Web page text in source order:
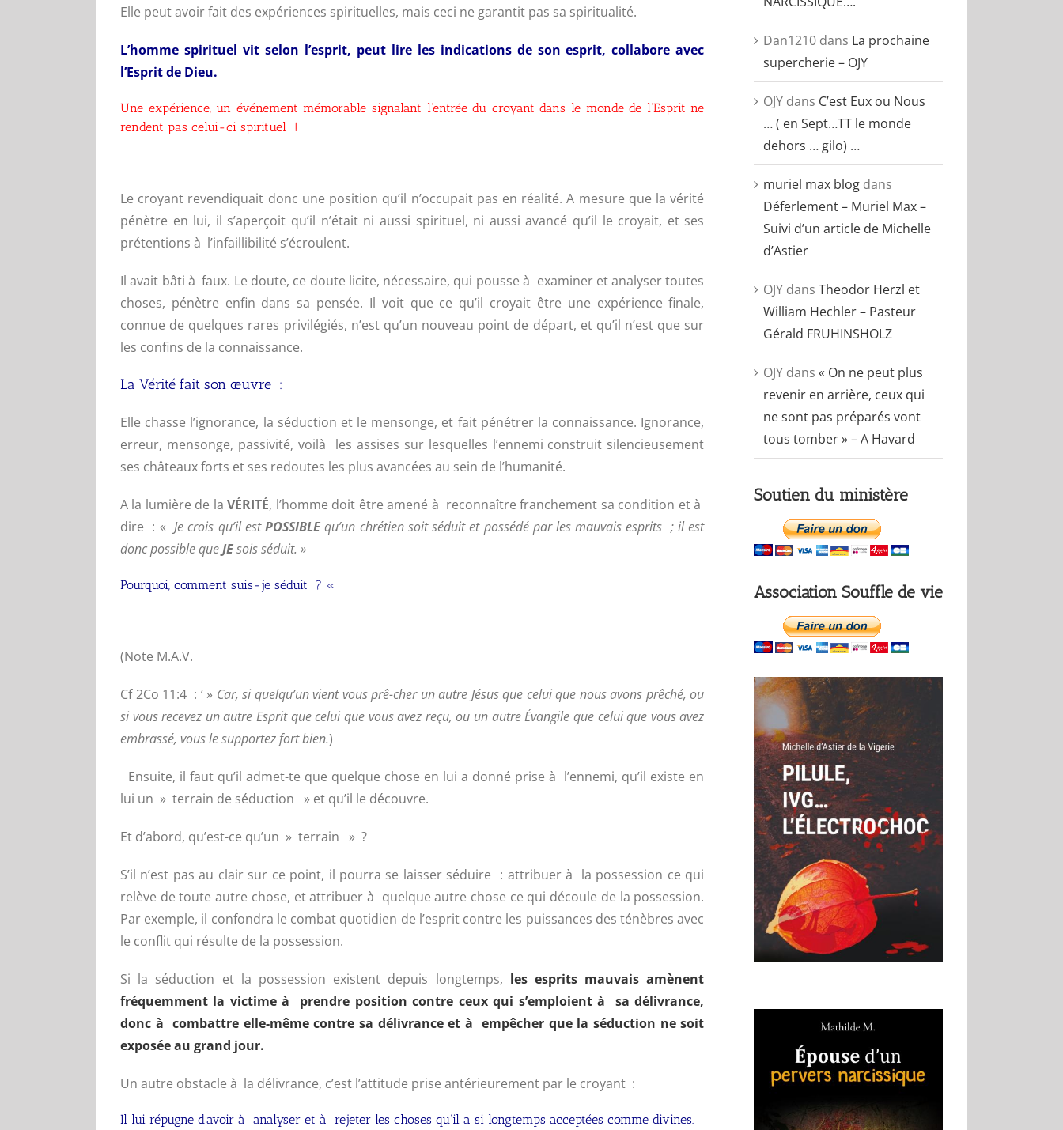
Elle peut avoir fait des expériences spirituelles, mais ceci ne garantit pas sa spiritualité.
L’homme spirituel vit selon l’esprit, peut lire les indications de son esprit, collabore avec
l’Esprit de Dieu.
Une expérience, un événement mémorable signalant l’entrée du croyant dans le monde de l’Esprit ne
rendent pas celui-ci spirituel !
Le croyant revendiquait donc une position qu’il n’occupait pas en réalité. A mesure que la vérité
pénètre en lui, il s’aperçoit qu’il n’était ni aussi spirituel, ni aussi avancé qu’il le croyait, et ses
prétentions à l’infaillibilité s’écroulent.
Il avait bâti à faux. Le doute, ce doute licite, nécessaire, qui pousse à examiner et analyser toutes
choses, pénètre enfin dans sa pensée. Il voit que ce qu’il croyait être une expérience finale,
connue de quelques rares privilégiés, n’est qu’un nouveau point de départ, et qu’il n’est que sur
les confins de la connaissance.
La Vérité fait son œuvre :
Elle chasse l’ignorance, la séduction et le mensonge, et fait pénétrer la connaissance. Ignorance,
erreur, mensonge, passivité, voilà les assises sur lesquelles l’ennemi construit silencieusement
ses châteaux forts et ses redoutes les plus avancées au sein de l’humanité.
A la lumière de laVÉRITÉ, l’homme doit être amené à reconnaître franchement sa condition et à
dire : « Je crois qu’il estPOSSIBLE qu’un chrétien soit séduit et possédé par les mauvais esprits ; il est
donc possible queJEsois séduit. »
Pourquoi, comment suis-je séduit ? «
(Note M.A.V.
Cf 2Co 11:4 : ‘ » Car, si quelqu’un vient vous prê-cher un autre Jésus que celui que nous avons prêché, ou
si vous recevez un autre Esprit que celui que vous avez reçu, ou un autre Évangile que celui que vous avez
embrassé, vous le supportez fort bien.)
Ensuite, il faut qu’il admet-te que quelque chose en lui a donné prise à l’ennemi, qu’il existe en
lui un » terrain de séduction » et qu’il le découvre.
Et d’abord, qu’est-ce qu’un » terrain » ?
S’il n’est pas au clair sur ce point, il pourra se laisser séduire : attribuer à la possession ce qui
relève de toute autre chose, et attribuer à quelque autre chose ce qui découle de la possession.
Par exemple, il confondra le combat quotidien de l’esprit contre les puissances des ténèbres avec
le conflit qui résulte de la possession.
Si la séduction et la possession existent depuis longtemps, les esprits mauvais amènent
fréquemment la victime à prendre position contre ceux qui s’emploient à sa délivrance,
donc à combattre elle-même contre sa délivrance et à empêcher que la séduction ne soit
exposée au grand jour.
Un autre obstacle à la délivrance, c’est l’attitude prise antérieurement par le croyant :
Il lui répugne d’avoir à analyser et à rejeter les choses qu’il a si longtemps acceptées comme divines.
Dan1210dans La prochaine
supercherie – OJY
OJYdans C’est Eux ou Nous
… ( en Sept…TT le monde
dehors … gilo) …
muriel max blogdans
Déferlement – Muriel Max –
Suivi d’un article de Michelle
d’Astier
OJYdans Theodor Herzl et
William Hechler – Pasteur
Gérald FRUHINSHOLZ
OJYdans « On ne peut plus
revenir en arrière, ceux qui
ne sont pas préparés vont
tous tomber » – A Havard
Soutien du ministère
Association Souffle de vie